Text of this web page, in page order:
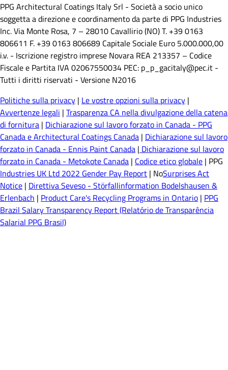
PPG Architectural Coatings Italy Srl - Società a socio unico
soggetta a direzione e coordinamento da parte di PPG Industries
Inc. Via Monte Rosa, 7 – 28010 Cavallirio (NO) T. +39 0163
806611 F. +39 0163 806689 Capitale Sociale Euro 5.000.000,00
i.v. - Iscrizione registro imprese Novara REA 213357 – Codice
Fiscale e Partita IVA 02067550034 PEC: p_p_gacitaly@pec.it -
Tutti i diritti riservati - Versione N2016
Politiche sulla privacy | Le vostre opzioni sulla privacy |
Avvertenze legali | Trasparenza CA nella divulgazione della catena
di fornitura | Dichiarazione sul lavoro forzato in Canada - PPG
Canada e Architectural Coatings Canada | Dichiarazione sul lavoro
forzato in Canada - Ennis Paint Canada | Dichiarazione sul lavoro
forzato in Canada - Metokote Canada | Codice etico globale | PPG
Industries UK Ltd 2022 Gender Pay Report | NoSurprises Act
Notice | Direttiva Seveso - Störfallinformation Bodelshausen &
Erlenbach | Product Care's Recycling Programs in Ontario | PPG
Brazil Salary Transparency Report (Relatório de Transparência
Salarial PPG Brasil)